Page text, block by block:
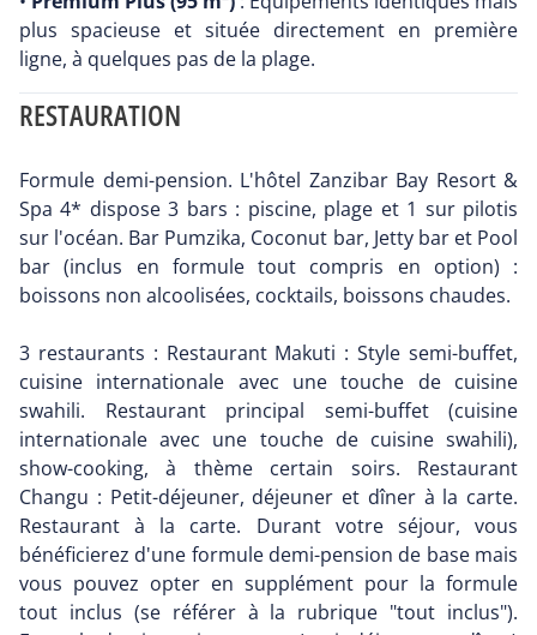
plus spacieuse et située directement en première
ligne, à quelques pas de la plage.
RESTAURATION
Formule demi-pension. L'hôtel Zanzibar Bay Resort &
Spa 4* dispose 3 bars : piscine, plage et 1 sur pilotis
sur l'océan. Bar Pumzika, Coconut bar, Jetty bar et Pool
bar (inclus en formule tout compris en option) :
boissons non alcoolisées, cocktails, boissons chaudes.
3 restaurants : Restaurant Makuti : Style semi-buffet,
cuisine internationale avec une touche de cuisine
swahili. Restaurant principal semi-buffet (cuisine
internationale avec une touche de cuisine swahili),
show-cooking, à thème certain soirs. Restaurant
Changu : Petit-déjeuner, déjeuner et dîner à la carte.
Restaurant à la carte. Durant votre séjour, vous
bénéficierez d'une formule demi-pension de base mais
vous pouvez opter en supplément pour la formule
tout inclus (se référer à la rubrique "tout inclus").